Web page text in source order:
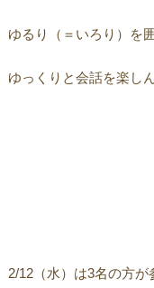
ゆるり（＝いろり）を
ゆっくりと会話を楽し
2/12（水）は3名の方が